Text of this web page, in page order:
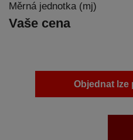
Měrná jednotka (mj)
Vaše cena
Objednat lze